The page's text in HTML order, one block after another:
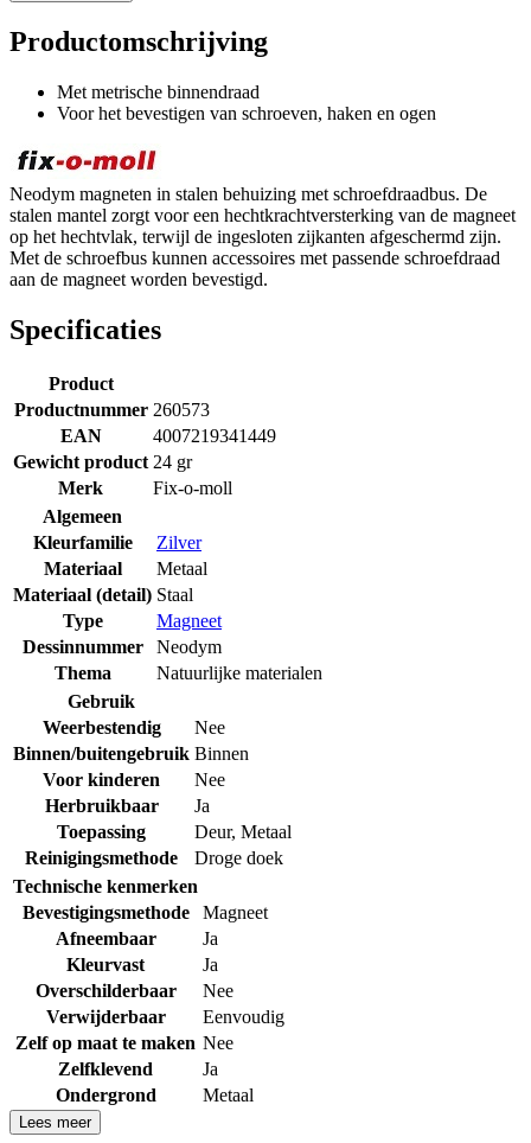
Productomschrijving
Met metrische binnendraad
Voor het bevestigen van schroeven, haken en ogen
Neodym magneten in stalen behuizing met schroefdraadbus. De
stalen mantel zorgt voor een hechtkrachtversterking van de magneet
op het hechtvlak, terwijl de ingesloten zijkanten afgeschermd zijn.
Met de schroefbus kunnen accessoires met passende schroefdraad
aan de magneet worden bevestigd.
Specificaties
Product
Productnummer 260573
EAN
4007219341449
Gewicht product 24 gr
Merk
Fix-o-moll
Algemeen
Kleurfamilie
Zilver
Materiaal
Metaal
Materiaal (detail) Staal
Type
Magneet
Dessinnummer
Neodym
Thema
Natuurlijke materialen
Gebruik
Weerbestendig
Nee
Binnen/buitengebruik Binnen
Voor kinderen
Nee
Herbruikbaar
Ja
Toepassing
Deur, Metaal
Reinigingsmethode
Droge doek
Technische kenmerken
Bevestigingsmethode
Magneet
Afneembaar
Ja
Kleurvast
Ja
Overschilderbaar
Nee
Verwijderbaar
Eenvoudig
Zelf op maat te maken Nee
Zelfklevend
Ja
Ondergrond
Metaal
Lees meer